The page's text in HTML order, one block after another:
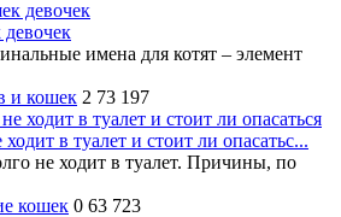
имена для котят – элемент
и кошек 2 73 197
в туалет и стоит ли опасатьс...
не ходит в туалет. Причины, по
кошек 0 63 723